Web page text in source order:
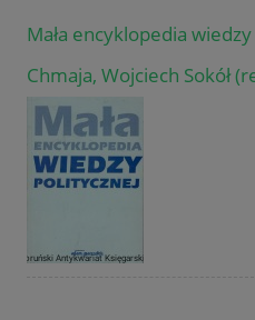
Mała encyklopedia
Chmaja, Wojciech Sokół